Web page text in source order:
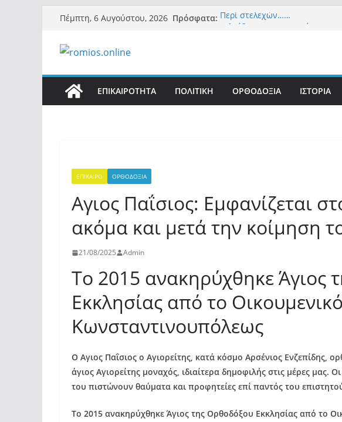
Μετάβαση
περιεχόμενο
Πέμπτη, 6 Αυγούστου, 2026 Πρόσφατα: Περί στελεχών……
ένοικοι του Μαξίμου σε
σαρώνει την Ελλάδα
ΕΠΙΚΑΙΡΟΤΗΤΑ ΠΟΛΙΤΙΚΗ ΟΡΘΟΔΟΞΙΑ ΙΣΤΟΡΙΑ
ΕΠΙΚΑΙΡΟ ΟΡΘΟΔΟΞΙΑ
Aγιος Παΐσιος: Εμφανίζεται
ακόμα και μετά την κοίμηση
21/08/2025 Admin
Το 2015 ανακηρύχθηκε Άγιος
Εκκλησίας από το
Κωνσταντινουπόλεως
Ο Αγιος Παΐσιος ο Αγιορείτης, κατά κόσμο Αρσένιος Ενζεπίδης,
άγιος Αγιορείτης μοναχός, ιδιαίτερα δημοφιλής στις μέρες μας.
του πιστώνουν θαύματα και προφητείες επί παντός του
Το 2015 ανακηρύχθηκε Άγιος της Ορθοδόξου Εκκλησίας από το